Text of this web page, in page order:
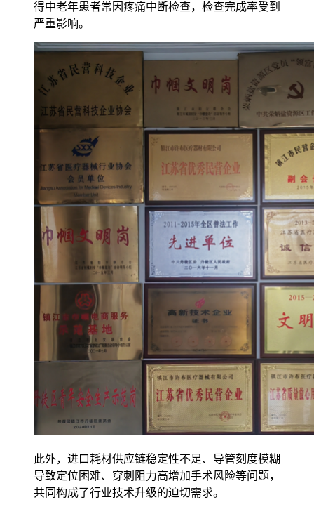
得中老年患者常因疼痛中断检查，检查完成率受到
严重影响。
此外，进口耗材供应链稳定性不足、导管刻度模糊
导致定位困难、穿刺阻力高增加手术风险等问题，
共同构成了行业技术升级的迫切需求。